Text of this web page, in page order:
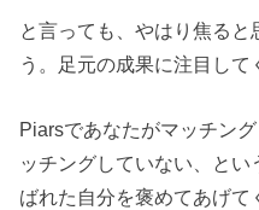
と言っても、やはり焦ると
う。足元の成果に注目して
Piarsであなたがマッチン
ッチングしていない、と
ばれた自分を褒めてあげて